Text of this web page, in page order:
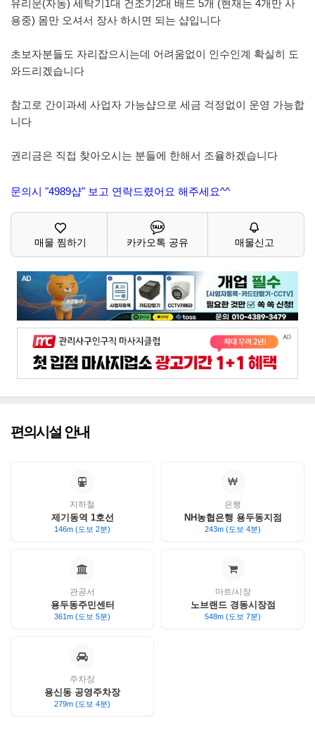
유리문(자동) 세탁기1대 건조기2대 배드 5개 (현재는 4개만 사
용중) 몸만 오셔서 장사 하시면 되는 샵입니다
초보자분들도 자리잡으시는데 어려움없이 인수인계 확실히 도
와드리겠습니다
참고로 간이과세 사업자 가능샵으로 세금 걱정없이 운영 가능합
니다
권리금은 직접 찾아오시는 분들에 한해서 조율하겠습니다
문의시 "4989샵" 보고 연락드렸어요 해주세요^^
매물 찜하기 카카오톡 공유 매물신고
편의시설 안내
지하철
제기동역 1호선
146m (도보 2분)
은행
NH농협은행 용두동지점
243m (도보 4분)
관공서
용두동주민센터
361m (도보 5분)
마트/시장
노브랜드 경동시장점
548m (도보 7분)
주차장
용신동 공영주차장
279m (도보 4분)